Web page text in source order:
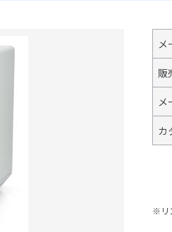
メ
販
メ
カ
※リ